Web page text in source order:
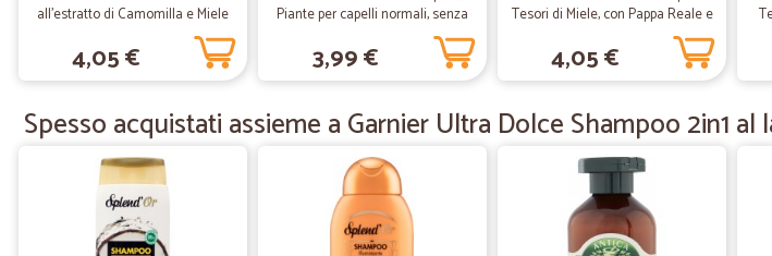
all'estratto di Camomilla e Miele
per capelli chiari, 250 ml.
4,05 €
Piante per capelli normali, senza
parabeni, senza siliconi, 250 ml
3,99 €
Tesori di Miele, con Pappa Reale e
Miele per capelli fragili, 250 ml
4,05 €
Spesso acquistati assieme a Garnier Ultra Dolce Shampoo 2in1